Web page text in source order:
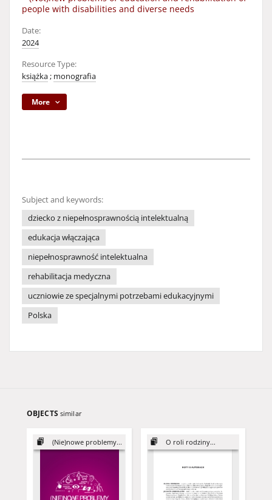
people with disabilities and diverse needs
Date:
2024
Resource Type:
książka; monografia
More
Subject and keywords:
dziecko z niepełnosprawnością intelektualną
edukacja włączająca
niepełnosprawność intelektualna
rehabilitacja medyczna
uczniowie ze specjalnymi potrzebami edukacyjnymi
Polska
OBJECTS similar
(Nie)nowe problemy... O roli rodziny...